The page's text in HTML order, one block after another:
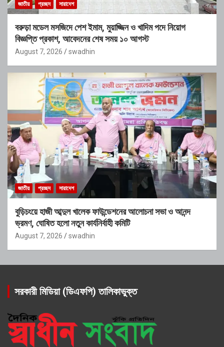
জাতীয় প্রচ্ছদ সারাদেশ
বরুড়া মডেল মসজিদে পেশ ইমাম, মুয়াজ্জিন ও খাদিম পদে নিয়োগ
বিজ্ঞপ্তি প্রকাশ, আবেদনের শেষ সময় ১০ আগস্ট
August 7, 2026 swadhin
জাতীয় প্রচ্ছদ সারাদেশ
বুড়িচংয়ে হাজী আব্দুল খালেক ফাউন্ডেশনের আলোচনা সভা ও আনন্দ
ভ্রমণ, ঘোষিত হলো নতুন কার্যনির্বাহী কমিটি
August 7, 2026 swadhin
সরকারী মিডিয়া (ডিএফপি) তালিকাভুক্ত